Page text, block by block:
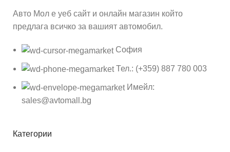
Авто Мол е уеб сайт и онлайн магазин който
предлага всичко за вашият автомобил.
София
Тел.: (+359) 887 780 003
Имейл:
sales@avtomall.bg
Категории